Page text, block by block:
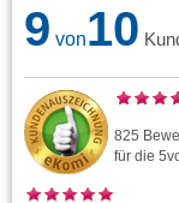
9 von10
825
für die